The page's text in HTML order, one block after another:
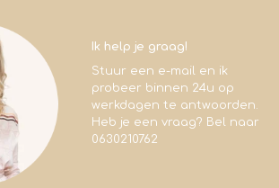
Ik help je graag!
Stuur een e-mail en ik
probeer binnen 24u op
werkdagen te antwoorden.
Heb je een vraag? Bel naar
0630210762